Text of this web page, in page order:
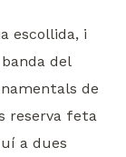
escollida, i
del
de
reserva feta
a dues